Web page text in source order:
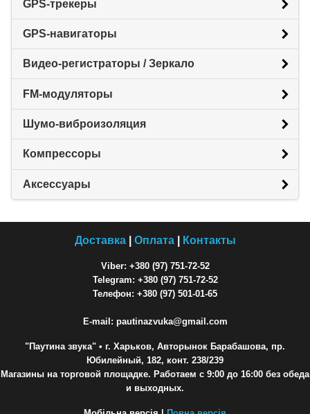
GPS-трекеры
GPS-навигаторы
Видео-регистраторы / Зеркало
FM-модуляторы
Шумо-виброизоляция
Компрессоры
Аксессуары
Доставка| Оплата| Контакты
Viber: +380 (97) 751-72-52
Telegram: +380 (97) 751-72-52
Телефон: +380 (97) 501-01-65
E-mail: pautinazvuka@gmail.com
"Паутина звука" • г. Харьков, Авторынок Барабашова, пр.
Юбилейный, 182, конт. 238/239
Магазины на торговой площадке. Работаем с 9:00 до 16:00 без обеда
и выходных.